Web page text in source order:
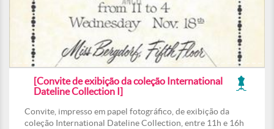
[Convite de exibição da coleção International
Dateline Collection I]
Convite, impresso em papel fotográfico, de exibição da
coleção International Dateline Collection, entre 11h e 16h